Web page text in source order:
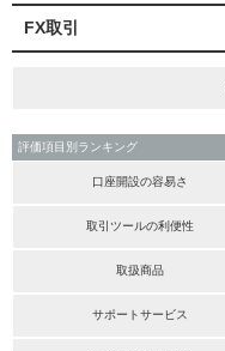
FX取引
評価項目別ランキング
口座開設の容易さ
取引ツールの利便性
取扱商品
サポートサービス